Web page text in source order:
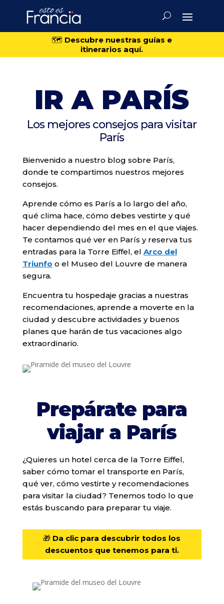
🗺️ Descubre nuestras guías e
itinerarios aquí.
IR A PARÍS
Los mejores consejos para visitar
París
Bienvenido a nuestro blog sobre París,
donde te compartimos nuestros mejores
consejos.
Aprende cómo es París a lo largo del año,
qué clima hace, cómo debes vestirte y qué
hacer dependiendo del mes en el que viajes.
Te contamos qué ver en París y reserva tus
entradas para la Torre Eiffel, el Arco del
Triunfo o el Museo del Louvre de manera
segura.
Encuentra tu hospedaje gracias a nuestras
recomendaciones, aprende a moverte en la
ciudad y descubre actividades y buenos
planes que harán de tus vacaciones algo
extraordinario.
Prepárate para
viajar a París
¿Quieres un hotel cerca de la Torre Eiffel,
saber cómo tomar el transporte en París,
qué ver, cómo vestirte y recomendaciones
para visitar la ciudad? Tenemos todo lo que
estás buscando para preparar tu viaje.
🎁 Da clic para descubrir todos los
descuentos que tenemos para ti.